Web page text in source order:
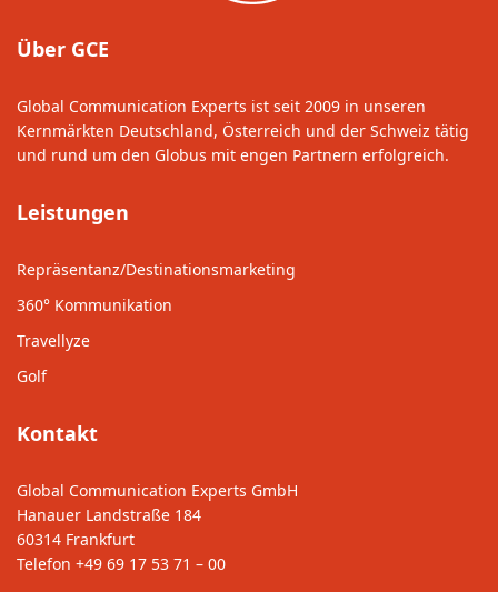
Über GCE
Global Communication Experts ist seit 2009 in unseren
Kernmärkten Deutschland, Österreich und der Schweiz tätig
und rund um den Globus mit engen Partnern erfolgreich.
Leistungen
Repräsentanz/Destinationsmarketing
360° Kommunikation
Travellyze
Golf
Kontakt
Global Communication Experts GmbH
Hanauer Landstraße 184
60314 Frankfurt
Telefon +49 69 17 53 71 – 00